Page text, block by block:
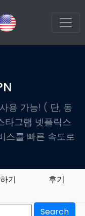
용 가능! ( 단, 동
타그램 넷플릭스
스를 빠른 속도로
기 후기
Search